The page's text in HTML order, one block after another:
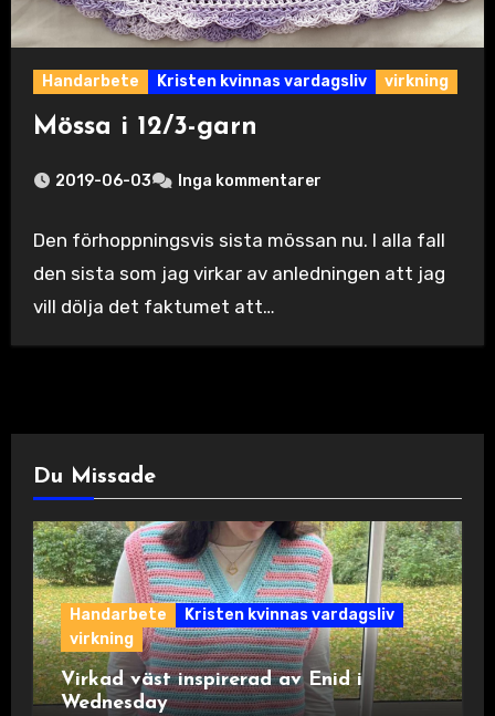
Handarbete Kristen kvinnas vardagsliv virkning
Mössa i 12/3-garn
2019-06-03 Inga kommentarer
Den förhoppningsvis sista mössan nu. I alla fall
den sista som jag virkar av anledningen att jag
vill dölja det faktumet att…
Du Missade
Handarbete
Kristen kvinnas vardagsliv
virkning
Virkad väst inspirerad av Enid i
Wednesday